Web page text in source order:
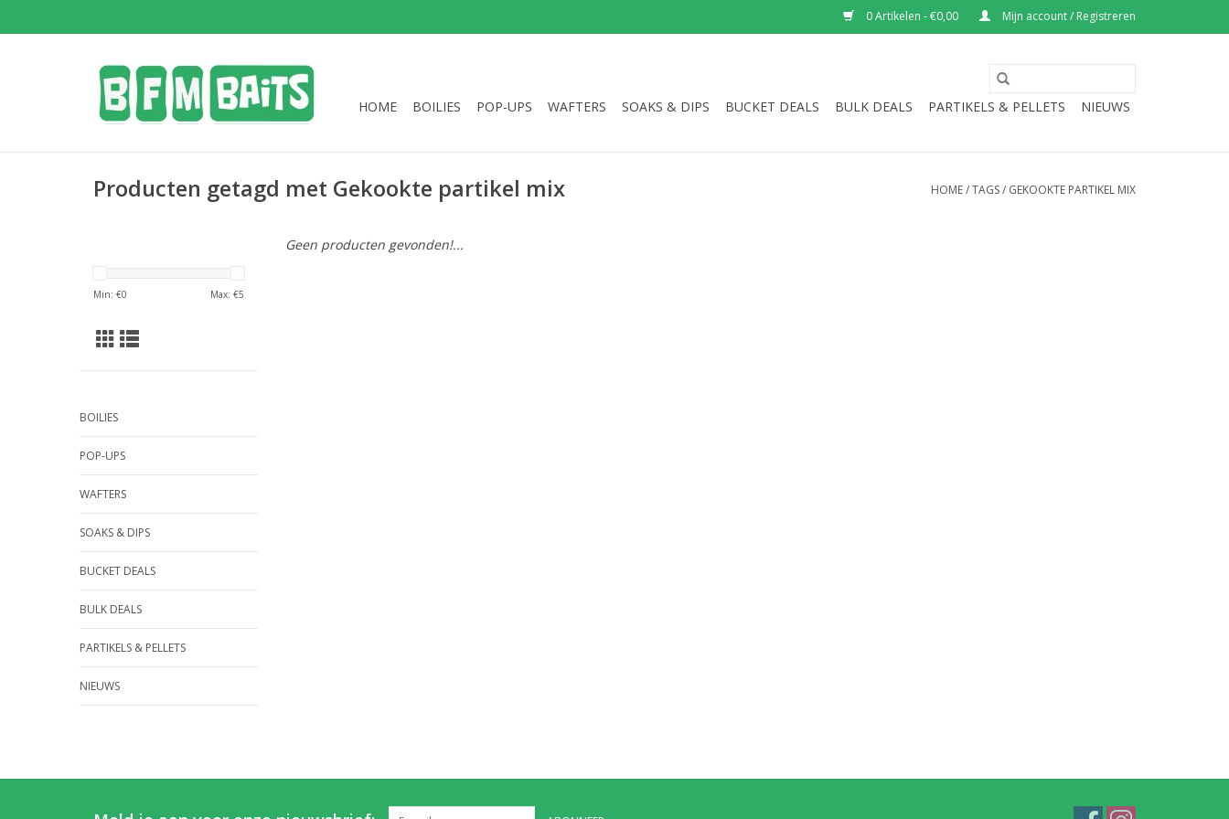
0 Artikelen - €0,00 Mijn account / Registreren
HOME BOILIES POP-UPS WAFTERS SOAKS & DIPS BUCKET DEALS BULK DEALS PARTIKELS & PELLETS NIEUWS
Producten getagd met Gekookte partikel mix HOME/TAGS/ GEKOOKTE PARTIKEL MIX
Min: €0 Max: €5
BOILIES
POP-UPS
WAFTERS
SOAKS & DIPS
BUCKET DEALS
BULK DEALS
PARTIKELS & PELLETS
NIEUWS
Geen producten gevonden!...